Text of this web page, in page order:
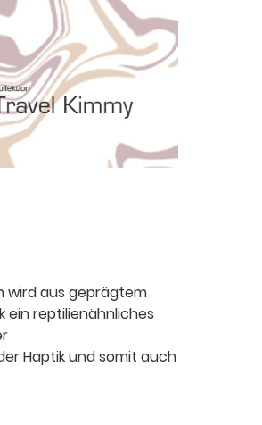
wird aus geprägtem
ein reptilienähnliches
Haptik und somit auch